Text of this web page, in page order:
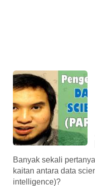
Banyak sekali
kaitan antara data
intelligence)?